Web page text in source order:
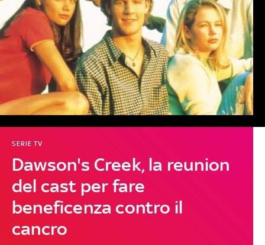
Dawson's Creek, la reunion
del cast per fare
beneficenza contro il
cancro
SERIE TV